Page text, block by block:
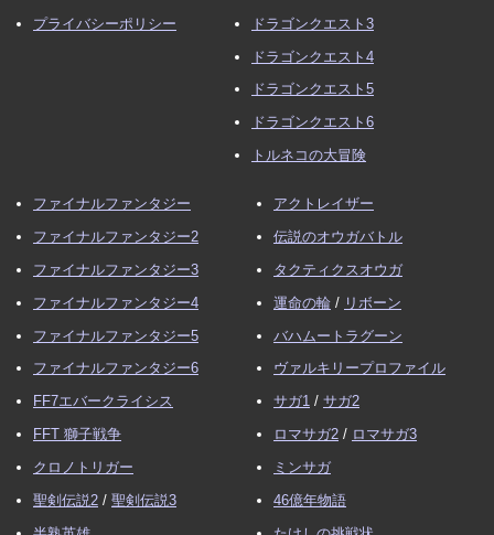
プライバシーポリシー
ドラゴンクエスト3
ドラゴンクエスト4
ドラゴンクエスト5
ドラゴンクエスト6
トルネコの大冒険
ファイナルファンタジー
ファイナルファンタジー2
ファイナルファンタジー3
ファイナルファンタジー4
ファイナルファンタジー5
ファイナルファンタジー6
FF7エバークライシス
FFT 獅子戦争
クロノトリガー
聖剣伝説2 / 聖剣伝説3
アクトレイザー
伝説のオウガバトル
タクティクスオウガ
運命の輪 / リボーン
バハムートラグーン
ヴァルキリープロファイル
サガ1 / サガ2
ロマサガ2 / ロマサガ3
ミンサガ
46億年物語